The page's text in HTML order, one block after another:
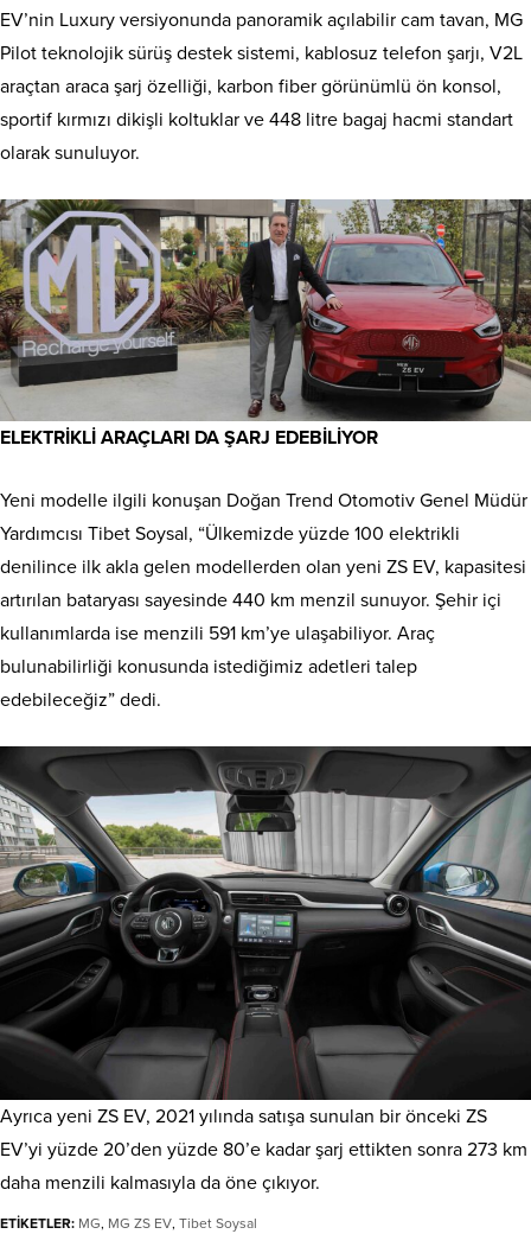
EV’nin Luxury versiyonunda panoramik açılabilir cam tavan, MG
Pilot teknolojik sürüş destek sistemi, kablosuz telefon şarjı, V2L
araçtan araca şarj özelliği, karbon fiber görünümlü ön konsol,
sportif kırmızı dikişli koltuklar ve 448 litre bagaj hacmi standart
olarak sunuluyor.
ELEKTRİKLİ ARAÇLARI DA ŞARJ EDEBİLİYOR
Yeni modelle ilgili konuşan Doğan Trend Otomotiv Genel Müdür
Yardımcısı Tibet Soysal, “Ülkemizde yüzde 100 elektrikli
denilince ilk akla gelen modellerden olan yeni ZS EV, kapasitesi
artırılan bataryası sayesinde 440 km menzil sunuyor. Şehir içi
kullanımlarda ise menzili 591 km’ye ulaşabiliyor. Araç
bulunabilirliği konusunda istediğimiz adetleri talep
edebileceğiz” dedi.
Ayrıca yeni ZS EV, 2021 yılında satışa sunulan bir önceki ZS
EV’yi yüzde 20’den yüzde 80’e kadar şarj ettikten sonra 273 km
daha menzili kalmasıyla da öne çıkıyor.
ETİKETLER: MG, MG ZS EV, Tibet Soysal